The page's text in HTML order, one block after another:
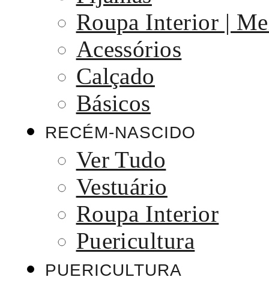
Roupa Interior |
Acessórios
Calçado
Básicos
RECÉM-NASCIDO
Ver Tudo
Vestuário
Roupa Interior
Puericultura
PUERICULTURA